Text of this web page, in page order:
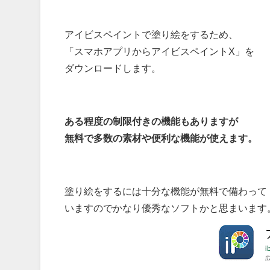
アイビスペイントで塗り絵をするため、
「スマホアプリからアイビスペイントX」を
ダウンロードします。
ある程度の制限付きの機能もありますが
無料で多数の素材や便利な機能が使えます。
塗り絵をするには十分な機能が無料で備わって
いますのでかなり優秀なソフトかと思まいます